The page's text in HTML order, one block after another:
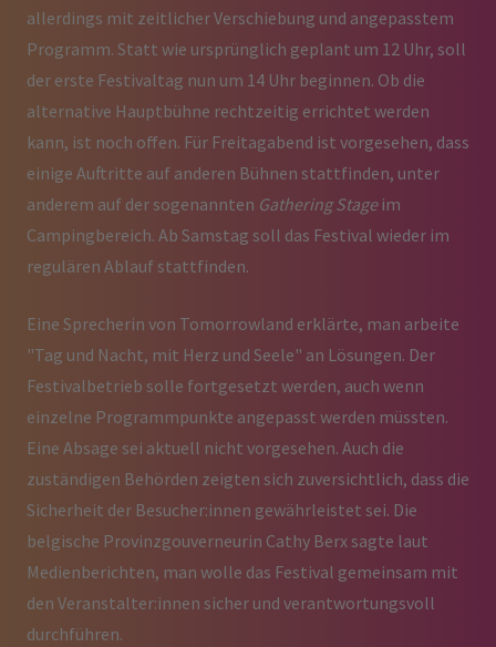
allerdings mit zeitlicher Verschiebung und angepasstem
Programm. Statt wie ursprünglich geplant um 12 Uhr, soll
der erste Festivaltag nun um 14 Uhr beginnen. Ob die
alternative Hauptbühne rechtzeitig errichtet werden
kann, ist noch offen. Für Freitagabend ist vorgesehen, dass
einige Auftritte auf anderen Bühnen stattfinden, unter
anderem auf der sogenannten Gathering Stageim
Campingbereich. Ab Samstag soll das Festival wieder im
regulären Ablauf stattfinden.
Eine Sprecherin von Tomorrowland erklärte, man arbeite
"Tag und Nacht, mit Herz und Seele" an Lösungen. Der
Festivalbetrieb solle fortgesetzt werden, auch wenn
einzelne Programmpunkte angepasst werden müssten.
Eine Absage sei aktuell nicht vorgesehen. Auch die
zuständigen Behörden zeigten sich zuversichtlich, dass die
Sicherheit der Besucher:innen gewährleistet sei. Die
belgische Provinzgouverneurin Cathy Berx sagte laut
Medienberichten, man wolle das Festival gemeinsam mit
den Veranstalter:innen sicher und verantwortungsvoll
durchführen.